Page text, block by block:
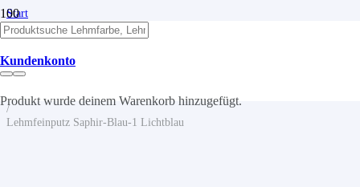
Kundenkonto
Produkt wurde deinem Warenkorb hinzugefügt.
Start
/
Lehm
/
Lehmputze
Lehmfeinputz
/
Lehmfeinputz Saphir-Blau-1 Lichtblau